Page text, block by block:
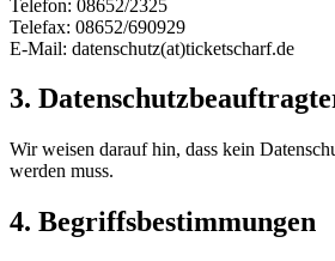
Telefon: 08652/2325
Telefax: 08652/690929
E-Mail: datenschutz(at)ticketscharf.de
3.
Wir weisen darauf hin, dass kein
werden muss.
4. Begriffsbestimmungen